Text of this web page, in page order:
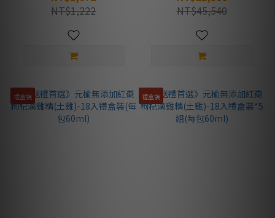
湯 - 1包550g)
NT$1,222
NT$45,540
禮盒裝 禮盒裝